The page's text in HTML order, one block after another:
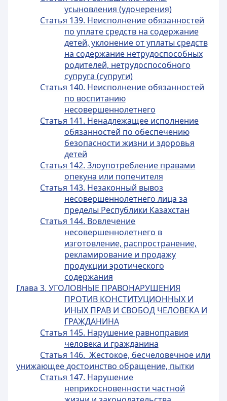
усыновления (удочерения)
Статья 139. Неисполнение обязанностей
по уплате средств на содержание
детей, уклонение от уплаты средств
на содержание нетрудоспособных
родителей, нетрудоспособного
супруга (супруги)
Статья 140. Неисполнение обязанностей
по воспитанию
несовершеннолетнего
Статья 141. Ненадлежащее исполнение
обязанностей по обеспечению
безопасности жизни и здоровья
детей
Статья 142. Злоупотребление правами
опекуна или попечителя
Статья 143. Незаконный вывоз
несовершеннолетнего лица за
пределы Республики Казахстан
Статья 144. Вовлечение
несовершеннолетнего в
изготовление, распространение,
рекламирование и продажу
продукции эротического
содержания
Глава 3. УГОЛОВНЫЕ ПРАВОНАРУШЕНИЯ
ПРОТИВ КОНСТИТУЦИОННЫХ И
ИНЫХ ПРАВ И СВОБОД ЧЕЛОВЕКА И
ГРАЖДАНИНА
Статья 145. Нарушение равноправия
человека и гражданина
Статья 146. Жестокое, бесчеловечное или
унижающее достоинство обращение, пытки
Статья 147. Нарушение
неприкосновенности частной